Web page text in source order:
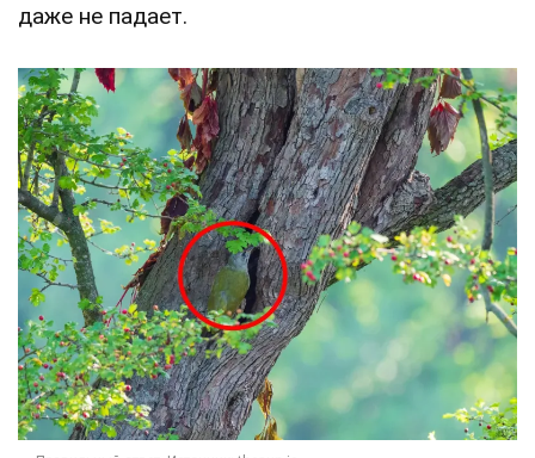
даже не падает.